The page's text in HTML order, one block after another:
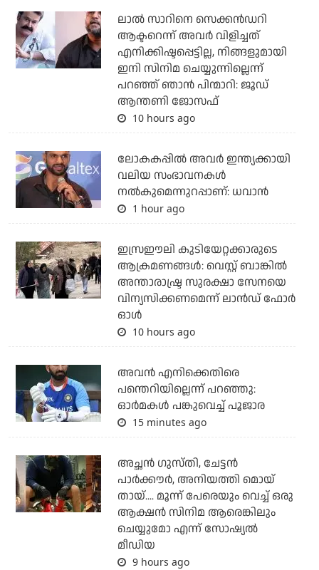
ലാല്‍ സാറിനെ സെക്കന്‍ഡറി
ആക്ടറെന്ന് അവര്‍ വിളിച്ചത്
എനിക്കിഷ്ടപ്പെട്ടില്ല, നിങ്ങളുമായി
ഇനി സിനിമ ചെയ്യുന്നില്ലെന്ന്
പറഞ്ഞ് ഞാന്‍ പിന്മാറി: ജൂഡ്
ആന്തണി ജോസഫ്
10 hours ago
ലോകകപ്പിൽ അവര്‍ ഇന്ത്യക്കായി
വലിയ സംഭാവനകള്‍
നല്‍കുമെന്നുറപ്പാണ്: ധവാന്‍
1 hour ago
ഇസ്രഈലി കുടിയേറ്റക്കാരുടെ
ആക്രമണങ്ങള്‍: വെസ്റ്റ് ബാങ്കില്‍
അന്താരാഷ്ട്ര സുരക്ഷാ സേനയെ
വിന്യസിക്കണമെന്ന് ലാന്‍ഡ് ഫോര്‍
ഓള്‍
10 hours ago
അവന്‍ എനിക്കെതിരെ
പന്തെറിയില്ലെന്ന് പറഞ്ഞു:
ഓര്‍മകള്‍ പങ്കുവെച്ച് പൂജാര
15 minutes ago
അച്ഛന്‍ ഗുസ്തി, ചേട്ടന്‍
പാര്‍ക്കൗര്‍, അനിയത്തി മൊയ്
തായ്.... മൂന്ന് പേരെയും വെച്ച് ഒരു
ആക്ഷന്‍ സിനിമ ആരെങ്കിലും
ചെയ്യുമോ എന്ന് സോഷ്യല്‍
മീഡിയ
9 hours ago